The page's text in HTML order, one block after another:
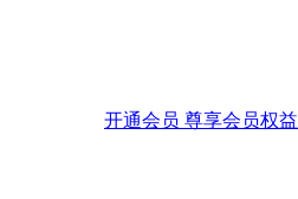
开通会员 尊享会员权益